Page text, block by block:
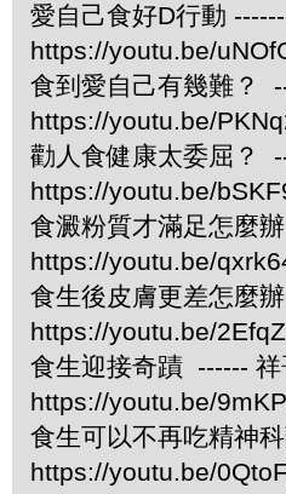
愛自己食好D行動
https://youtu.be/
食到愛自己有幾難？
https://youtu.be/
勸人食健康太委屈？
https://youtu.be/
食澱粉質才滿足怎麼
https://youtu.be/
食生後皮膚更差怎麼
https://youtu.be/
食生迎接奇蹟 ------
https://youtu.be/
食生可以不再吃精神
https://youtu.be/